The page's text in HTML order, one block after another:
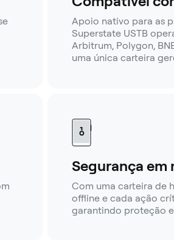
Apoio nativo para as
Superstate USTB
Arbitrum, Polygon,
uma única carteira
Segurança em
Com uma carteira de
offline e cada ação
garantindo proteção